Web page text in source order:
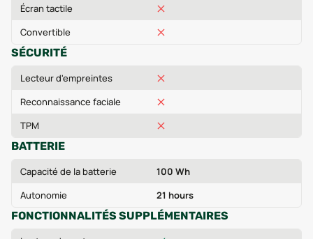
Écran tactile
Convertible
SÉCURITÉ
Lecteur d'empreintes
Reconnaissance faciale
TPM
BATTERIE
Capacité de la batterie
100 Wh
Autonomie
21 hours
FONCTIONNALITÉS SUPPLÉMENTAIRES